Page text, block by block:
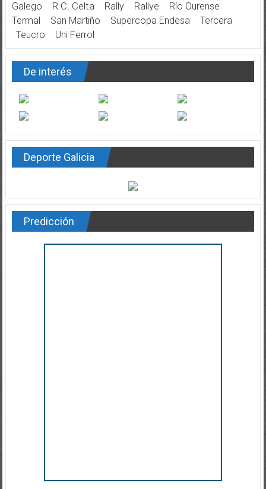
Galego
R.C. Celta Rally Rallye
Río Ourense
Termal
San Martiño Supercopa Endesa
Tercera
Teucro
Uni Ferrol
De interés
Deporte Galicia
Predicción